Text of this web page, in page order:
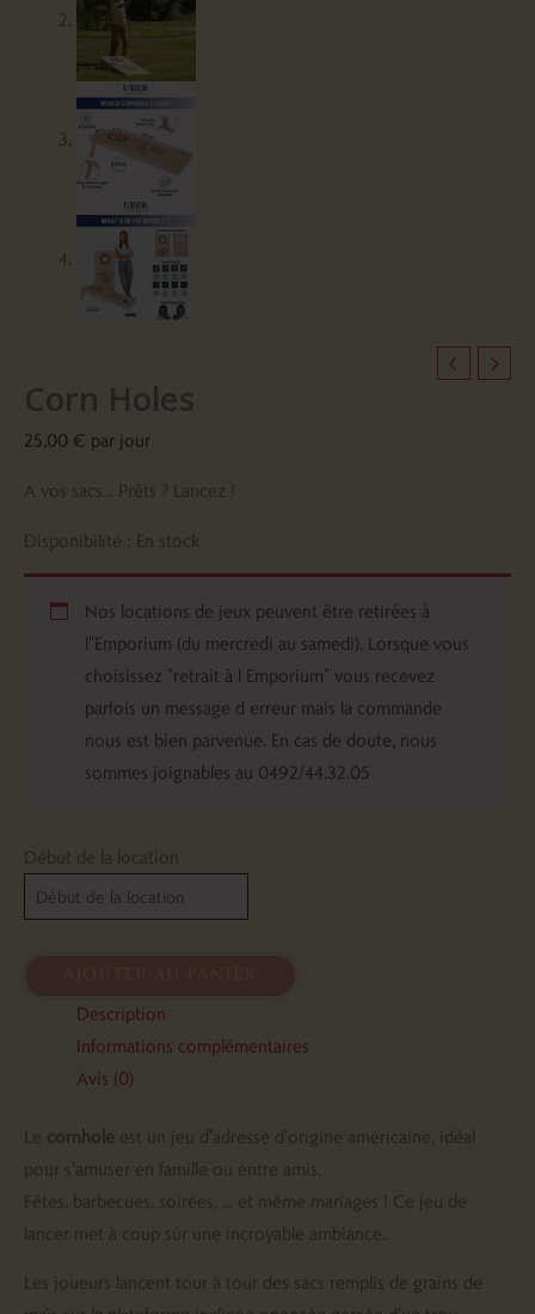
Corn Holes
25,00 € par jour
A vos sacs… Prêts ? Lancez !
Disponibilité : En stock
Nos locations de jeux peuvent être retirées à
l"Emporium (du mercredi au samedi). Lorsque vous
choisissez "retrait à l Emporium" vous recevez
parfois un message d erreur mais la commande
nous est bien parvenue. En cas de doute, nous
sommes joignables au 0492/44.32.05
Début de la location
Description
Informations complémentaires
Avis (0)
Le cornhole est un jeu d’adresse d’origine américaine, idéal
pour s’amuser en famille ou entre amis.
Fêtes, barbecues, soirées, … et même mariages ! Ce jeu de
lancer met à coup sûr une incroyable ambiance.
Les joueurs lancent tour à tour des sacs remplis de grains de